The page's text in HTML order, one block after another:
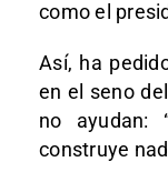
como el
Así, ha
en el seno
no ayudan:
construye